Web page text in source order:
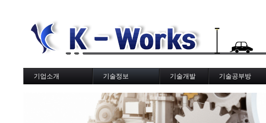
기업소개 기술정보
한국도로공사
한국토지주택공사
지방자치단체
기술개발 기술공부방
도로기술사
AI_기술_게시판
AI_노선분석보고서